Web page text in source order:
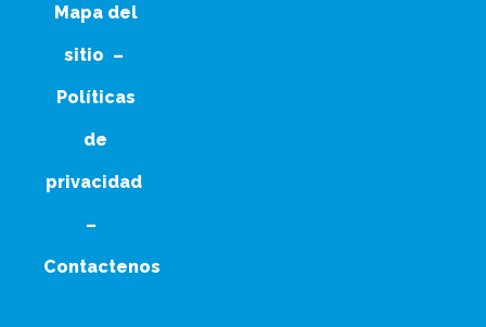
Mapa del
sitio –
Políticas
de
privacidad
–
Contactenos